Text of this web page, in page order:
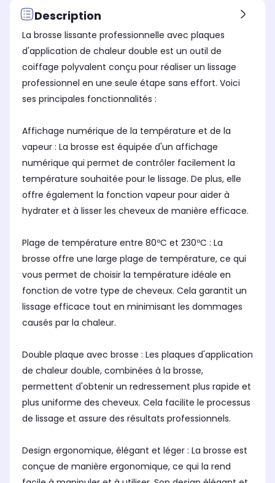
1,0 m
Type de plaques :
fixes
de 180 à 230°C
Tapis ou pochette thermo-
résistant :
Type de plaques :
fixes
200°C
Tapis ou pochette thermo-
résistant :
Description
La brosse lissante professionnelle avec plaques
d'application de chaleur double est un outil de
coiffage polyvalent conçu pour réaliser un lissage
professionnel en une seule étape sans effort. Voici
ses principales fonctionnalités :
Affichage numérique de la température et de la
vapeur : La brosse est équipée d'un affichage
numérique qui permet de contrôler facilement la
température souhaitée pour le lissage. De plus, elle
offre également la fonction vapeur pour aider à
hydrater et à lisser les cheveux de manière efficace.
Plage de température entre 80ºC et 230ºC : La
brosse offre une large plage de température, ce qui
vous permet de choisir la température idéale en
fonction de votre type de cheveux. Cela garantit un
lissage efficace tout en minimisant les dommages
causés par la chaleur.
Double plaque avec brosse : Les plaques d'application
de chaleur double, combinées à la brosse,
permettent d'obtenir un redressement plus rapide et
plus uniforme des cheveux. Cela facilite le processus
de lissage et assure des résultats professionnels.
Design ergonomique, élégant et léger : La brosse est
conçue de manière ergonomique, ce qui la rend